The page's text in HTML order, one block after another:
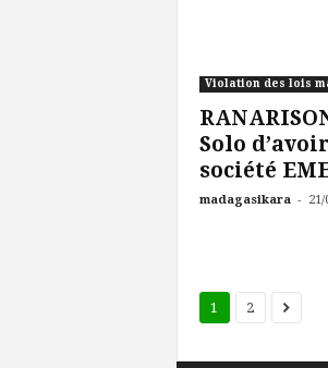
Violation des lois
Solo
société
madagasikara - 21/
1 2